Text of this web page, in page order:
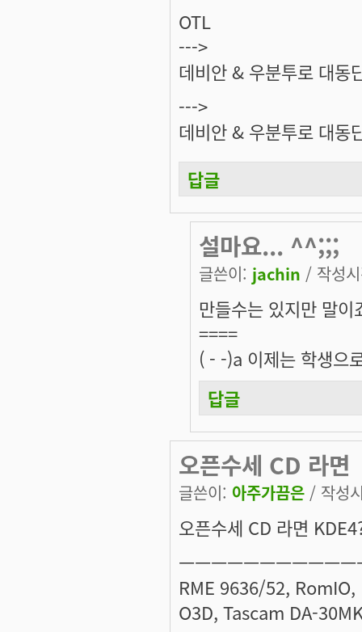
OTL
--->
데비안 & 우분투로 대동
--->
데비안 & 우분투로 대동
답글
설마요... ^^;;;
글쓴이: jachin / 작성
만들수는 있지만 말이
====
( - -)a 이제는 학생으
답글
오픈수세 CD 라면
글쓴이: 아주가끔은 / 작성
오픈수세 CD 라면
ㅡㅡㅡㅡㅡㅡㅡㅡㅡㅡ
RME 9636/52,
O3D, Tascam DA-